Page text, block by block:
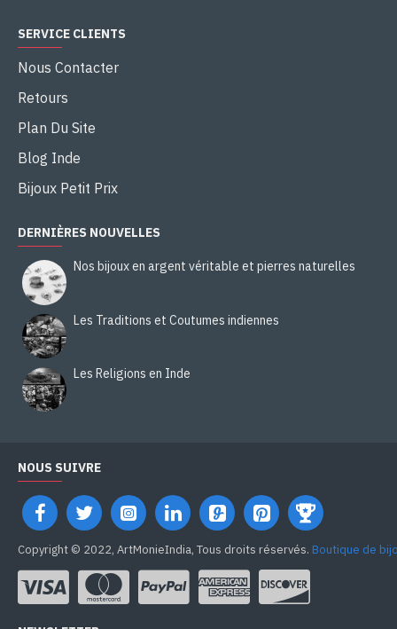
SERVICE CLIENTS
Nous Contacter
Retours
Plan Du Site
Blog Inde
Bijoux Petit Prix
DERNIÈRES NOUVELLES
Nos bijoux en argent véritable et pierres naturelles
Les Traditions et Coutumes indiennes
Les Religions en Inde
NOUS SUIVRE
Copyright © 2022, ArtMonieIndia, Tous droits réservés. Boutique de